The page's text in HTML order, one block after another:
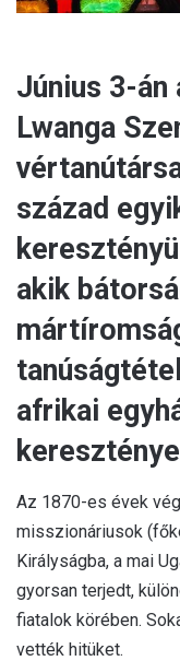
Június 3-án
Lwanga
század
akik
afrikai
Az 1870-es évek
misszionáriusok
Királyságba, a mai
gyorsan terjedt,
fiatalok körében.
vették hitüket.